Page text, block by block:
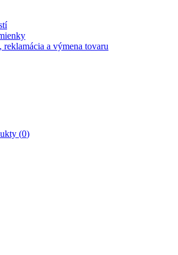
reklamácia a výmena tovaru
(0)